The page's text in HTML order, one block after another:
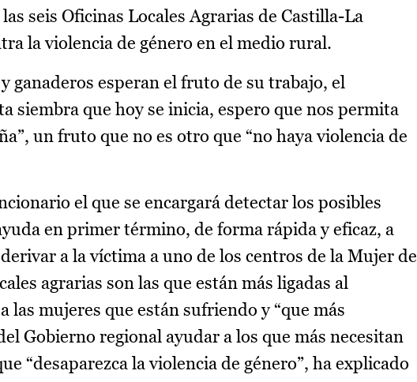
seis Oficinas Locales Agrarias de Castilla-La
la violencia de género en el medio rural.
ganaderos esperan el fruto de su trabajo, el
siembra que hoy se inicia, espero que nos permita
un fruto que no es otro que “no haya violencia de
el que se encargará detectar los posibles
en primer término, de forma rápida y eficaz, a
a la víctima a uno de los centros de la Mujer de
agrarias son las que están más ligadas al
las mujeres que están sufriendo y “que más
Gobierno regional ayudar a los que más necesitan
“desaparezca la violencia de género”, ha explicado